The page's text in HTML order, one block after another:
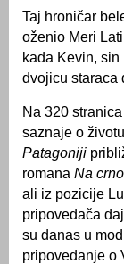
Taj hroničar
oženio Meri
kada Kevin,
dvojicu staraca
Na 320
saznaje o
Patagoniji
romana Na
ali iz pozicije
pripovedača
su danas u
pripovedanje o